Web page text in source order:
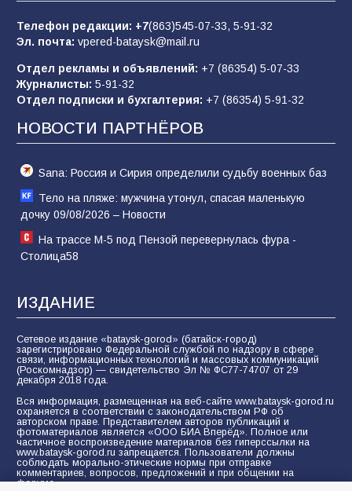
Командовал боем до последнего: герой
Евгений Остапенко
Телефон редакции: +7(863)545-07-33, 5-91-32
Эл. почта: vpered-bataysk@mail.ru
Отдел рекламы и объявлений: +7 (86354) 5-07-33
Журналисты: 5-91-32
Отдел подписки и бухгалтерия: +7 (86354) 5-91-32
НОВОСТИ ПАРТНЁРОВ
Sana: Россия и Сирия определили судьбу военных баз
Тело на пляже: мужчина утонул, спасая маленькую
дочку 09/08/2026 – Новости
На трассе М-5 под Пензой перевернулась фура -
Столица58
ИЗДАНИЕ
Сетевое издание «bataysk-gorod» (батайск-город)
зарегистрировано Федеральной службой по надзору в сфере
связи, информационных технологий и массовых коммуникаций
(Роскомнадзор) — свидетельство Эл № ФС77-74707 от 29
декабря 2018 года.
Вся информация, размещенная на веб-сайте www.bataysk-gorod.ru
охраняется в соответствии с законодательством РФ об
авторском праве. Представителем авторов публикаций и
фотоматериалов является «ООО БИА Вперёд». Полное или
частичное воспроизведение материалов без гиперссылки на
www.bataysk-gorod.ru запрещается. Пользователи должны
соблюдать морально-этические нормы при отправке
комментариев, вопросов, предложений и при общении на
форуме.